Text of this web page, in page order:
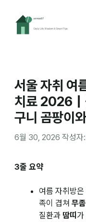
서울 자취 여
치료 2026｜
구니 곰팡이
6월 30, 2026 작성자:
3줄 요약
여름 자취방
족이 겹쳐 무
질환과 땀띠